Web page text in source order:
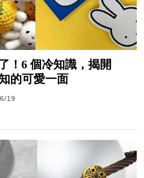
！6 個冷知識，揭開
的可愛一面
19